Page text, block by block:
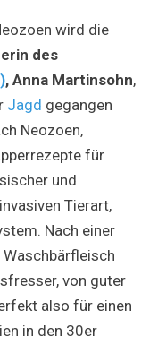
wird die
des
, Anna Martinsohn,
Jagd gegangen
Neozoen,
für
und
Tierart,
Nach einer
von guter
also für einen
in den 30er